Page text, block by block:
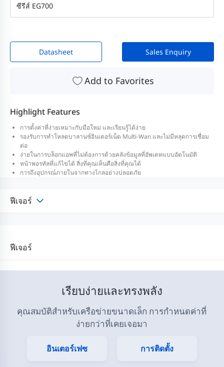
ซีรีส์ EG700
Datasheet Sales Enquiry
Add to Favorites
Highlight Features
การตั้งค่าที่ง่ายเหมาะกับมือใหม่ และเรียนรู้ได้ง่าย
รองรับการทำโหลดบาลานซ์อินเตอร์เน็ต Multi-Wan และไม่มีหลุดการเชื่อม
ต่อ
ง่ายในการบล็อกแอพที่ไม่ต้องการด้วยคลังข้อมูลที่อัพเดทแบบอัตโนมัติ
หน้าพอรทัลที่แก้ไขได้ สิ่งที่คุณเห็นคือสิ่งที่คุณได้
การถึงอุปกรณ์ภายในจากทางไกลอย่างปลอดภัย
ฟีเจอร์
ฟีเจอร์
เรียบง่ายและทรงพลัง
คุณสมบัติสำหรับเครือข่ายขนาดเล็ก การกำหนดค่าที่
ง่ายกว่าที่เคยเจอมา
อินเตอร์เฟซ การติดตั้ง